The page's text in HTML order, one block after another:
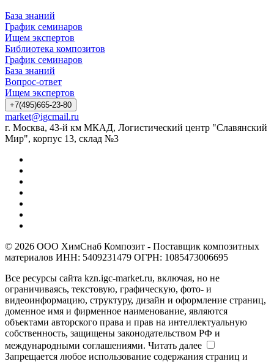
База знаний
График семинаров
Ищем экспертов
Библиотека композитов
График семинаров
База знаний
Вопрос-ответ
Ищем экспертов
+7(495)665-23-80
market@igcmail.ru
г. Москва, 43-й км МКАД, Логистический центр "Славянский
Мир", корпус 13, склад №3
© 2026 ООО ХимСнаб Композит - Поставщик композитных
материалов ИНН: 5409231479 ОГРН: 1085473006695
Все ресурсы сайта kzn.igc-market.ru, включая, но не
ограничиваясь, текстовую, графическую, фото- и
видеоинформацию, структуру, дизайн и оформление страниц,
доменное имя и фирменное наименование, являются
объектами авторского права и прав на интеллектуальную
собственность, защищены законодательством РФ и
международными соглашениями. Читать далее
Запрещается любое использование содержания страниц и